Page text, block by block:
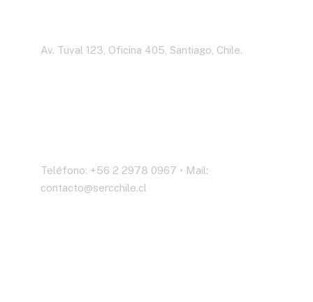
Av. Tuval 123, Oficina 405, Santiago, Chile.
Teléfono: +56 2 2978 0967 • Mail:
contacto@sercchile.cl